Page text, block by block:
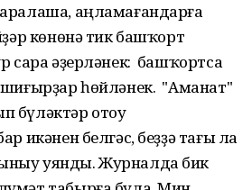
аңламағандарға
көнөнә тик башҡорт
сара әҙерләнек: башҡортса
һөйләнек. "Аманат"
бүләктәр отоу
икәнен белгәс, беҙҙә тағы ла
уянды. Журналда бик